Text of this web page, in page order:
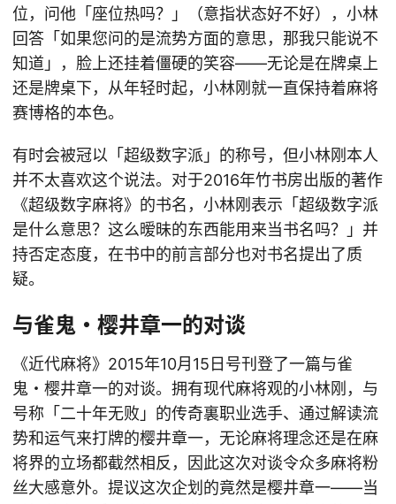
位，问他「座位热吗？」（意指状态好不好），小林
回答「如果您问的是流势方面的意思，那我只能说不
知道」，脸上还挂着僵硬的笑容——无论是在牌桌上
还是牌桌下，从年轻时起，小林刚就一直保持着麻将
赛博格的本色。
有时会被冠以「超级数字派」的称号，但小林刚本人
并不太喜欢这个说法。对于2016年竹书房出版的著作
《超级数字麻将》的书名，小林刚表示「超级数字派
是什么意思？这么暧昧的东西能用来当书名吗？」并
持否定态度，在书中的前言部分也对书名提出了质
疑。
与雀鬼・樱井章一的对谈
《近代麻将》2015年10月15日号刊登了一篇与雀
鬼・樱井章一的对谈。拥有现代麻将观的小林刚，与
号称「二十年无败」的传奇裏职业选手、通过解读流
势和运气来打牌的樱井章一，无论麻将理念还是在麻
将界的立场都截然相反，因此这次对谈令众多麻将粉
丝大感意外。提议这次企划的竟然是樱井章一——当